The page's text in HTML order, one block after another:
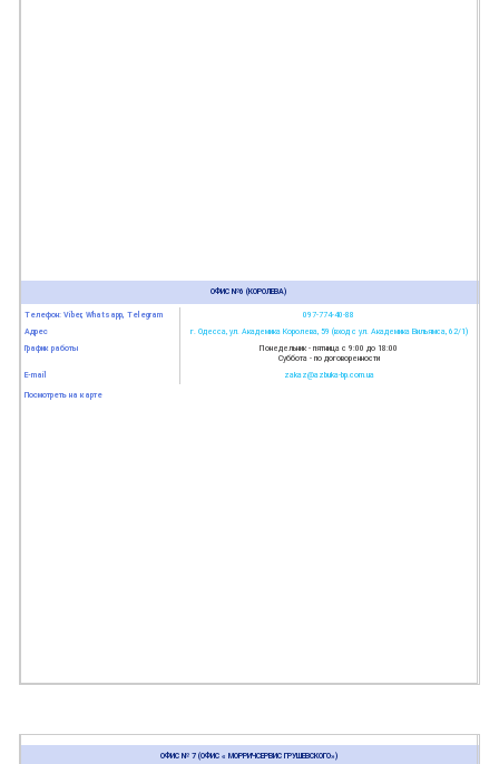
ОФИС №6 (КОРОЛЕВА)
Телефон: Viber, Whatsapp, Telegram
097-774-40-88
Адрес
г. Одесса, ул. Академика Королева, 59 (вход с ул. Академика Вильямса, 62/1)
График работы
Понедельник - пятница с 9:00 до 18:00
Суббота - по договоренности
E-mail
zakaz@azbuka-bp.com.ua
Посмотреть на карте
ОФИС № 7 (ОФИС « МОРРИЧСЕРВИС ГРУШЕВСКОГО»)